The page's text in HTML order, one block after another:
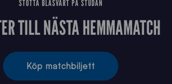
STÖTTA BLÅSVART PÅ STUDAN
TILL NÄSTA HEMMAMATCH
Köp matchbiljett